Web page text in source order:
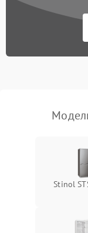
Сбой в работе
работе
Stinol